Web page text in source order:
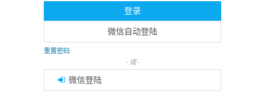
登录
微信自动登陆
重置密码
- 或 -
微信登陆